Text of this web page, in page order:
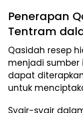
Penerapan
Tentram
Qasidah resep
menjadi sumber
dapat
untuk
Syair-syair